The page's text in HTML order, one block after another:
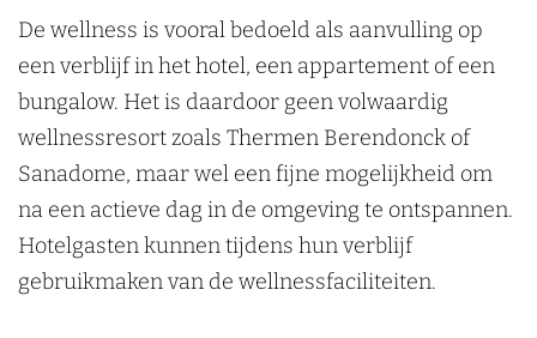
De wellness is vooral bedoeld als aanvulling op
een verblijf in het hotel, een appartement of een
bungalow. Het is daardoor geen volwaardig
wellnessresort zoals Thermen Berendonck of
Sanadome, maar wel een fijne mogelijkheid om
na een actieve dag in de omgeving te ontspannen.
Hotelgasten kunnen tijdens hun verblijf
gebruikmaken van de wellnessfaciliteiten.